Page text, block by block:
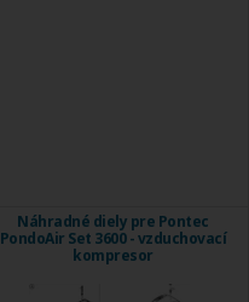
Náhradné diely pre Pontec
PondoAir Set 3600 - vzduchovací
kompresor